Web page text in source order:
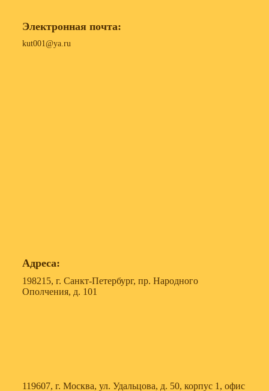
Электронная почта:
kut001@ya.ru
Адреса:
198215, г. Санкт-Петербург, пр. Народного
Ополчения, д. 101
119607, г. Москва, ул. Удальцова, д. 50, корпус 1, офис